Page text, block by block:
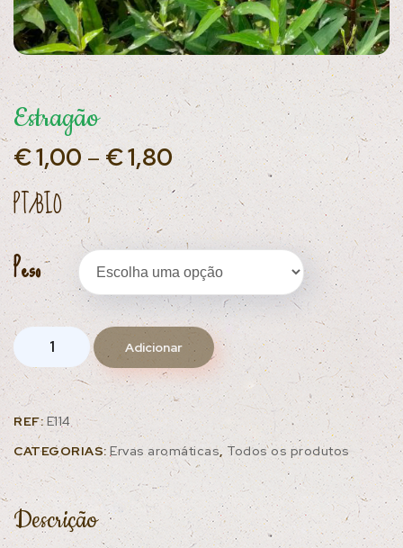
Estragão
€1,00–€1,80
PT/BIO
Peso
Adicionar
REF:E114
CATEGORIAS: Ervas aromáticas, Todos os produtos
Descrição